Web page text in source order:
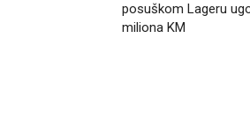
posuškom Lageru
miliona KM